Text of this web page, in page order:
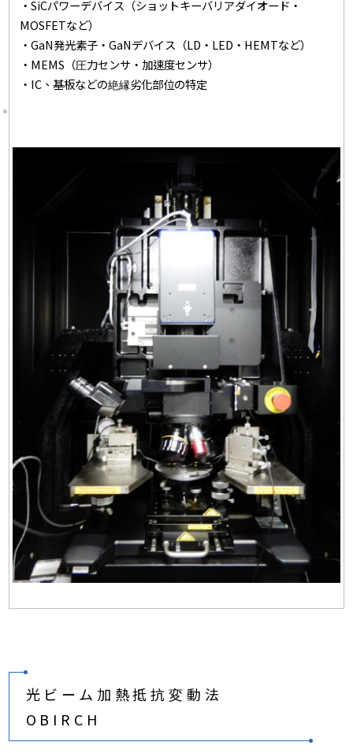
・SiCパワーデバイス（ショットキーバリアダイオード・
MOSFETなど）
・GaN発光素子・GaNデバイス（LD・LED・HEMTなど）
・MEMS（圧力センサ・加速度センサ）
・IC、基板などの絶縁劣化部位の特定
光ビーム加熱抵抗変動法
OBIRCH